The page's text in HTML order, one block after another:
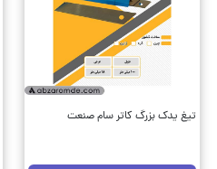
تیغ یدک بزرگ کاتر سام صنعت